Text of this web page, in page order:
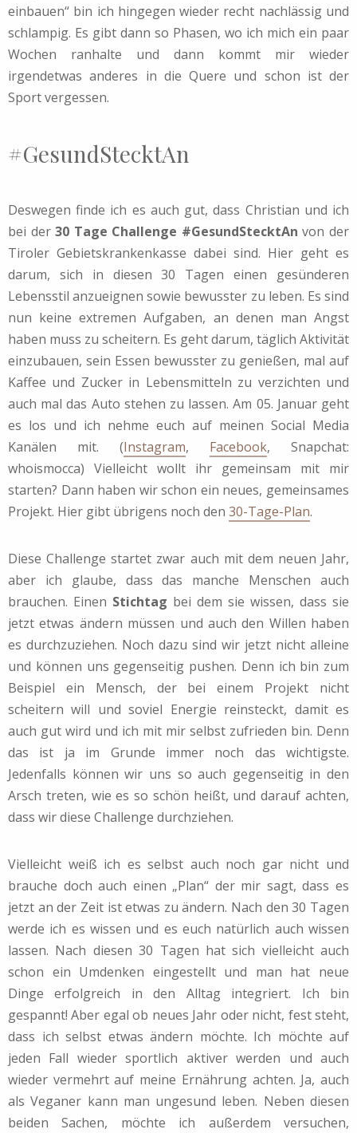
einbauen“ bin ich hingegen wieder recht nachlässig und
schlampig. Es gibt dann so Phasen, wo ich mich ein paar
Wochen ranhalte und dann kommt mir wieder
irgendetwas anderes in die Quere und schon ist der
Sport vergessen.
#GesundStecktAn
Deswegen finde ich es auch gut, dass Christian und ich
bei der30 Tage Challenge #GesundStecktAn von der
Tiroler Gebietskrankenkasse dabei sind. Hier geht es
darum, sich in diesen 30 Tagen einen gesünderen
Lebensstil anzueignen sowie bewusster zu leben. Es sind
nun keine extremen Aufgaben, an denen man Angst
haben muss zu scheitern. Es geht darum, täglich Aktivität
einzubauen, sein Essen bewusster zu genießen, mal auf
Kaffee und Zucker in Lebensmitteln zu verzichten und
auch mal das Auto stehen zu lassen. Am 05. Januar geht
es los und ich nehme euch auf meinen Social Media
Kanälen mit. (Instagram, Facebook, Snapchat:
whoismocca) Vielleicht wollt ihr gemeinsam mit mir
starten? Dann haben wir schon ein neues, gemeinsames
Projekt. Hier gibt übrigens noch den 30-Tage-Plan.
Diese Challenge startet zwar auch mit dem neuen Jahr,
aber ich glaube, dass das manche Menschen auch
brauchen. Einen Stichtag bei dem sie wissen, dass sie
jetzt etwas ändern müssen und auch den Willen haben
es durchzuziehen. Noch dazu sind wir jetzt nicht alleine
und können uns gegenseitig pushen. Denn ich bin zum
Beispiel ein Mensch, der bei einem Projekt nicht
scheitern will und soviel Energie reinsteckt, damit es
auch gut wird und ich mit mir selbst zufrieden bin. Denn
das ist ja im Grunde immer noch das wichtigste.
Jedenfalls können wir uns so auch gegenseitig in den
Arsch treten, wie es so schön heißt, und darauf achten,
dass wir diese Challenge durchziehen.
Vielleicht weiß ich es selbst auch noch gar nicht und
brauche doch auch einen „Plan“ der mir sagt, dass es
jetzt an der Zeit ist etwas zu ändern. Nach den 30 Tagen
werde ich es wissen und es euch natürlich auch wissen
lassen. Nach diesen 30 Tagen hat sich vielleicht auch
schon ein Umdenken eingestellt und man hat neue
Dinge erfolgreich in den Alltag integriert. Ich bin
gespannt! Aber egal ob neues Jahr oder nicht, fest steht,
dass ich selbst etwas ändern möchte. Ich möchte auf
jeden Fall wieder sportlich aktiver werden und auch
wieder vermehrt auf meine Ernährung achten. Ja, auch
als Veganer kann man ungesund leben. Neben diesen
beiden Sachen, möchte ich außerdem versuchen,